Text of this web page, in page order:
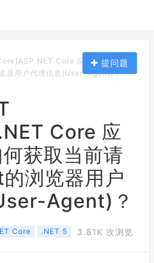
提问题
Core 应用程序中如何
器用户代理信息(User-Agent)？
Core 应
获取当前请
浏览器用户
Agent)？
Core .NET 5 3.81K 次浏览